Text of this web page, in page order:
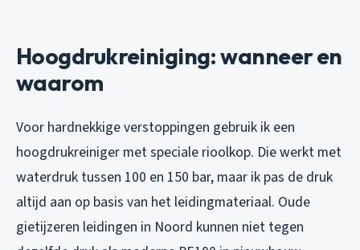
Hoogdrukreiniging: wanneer en
waarom
Voor hardnekkige verstoppingen gebruik ik een
hoogdrukreiniger met speciale rioolkop. Die werkt met
waterdruk tussen 100 en 150 bar, maar ik pas de druk
altijd aan op basis van het leidingmateriaal. Oude
gietijzeren leidingen in Noord kunnen niet tegen